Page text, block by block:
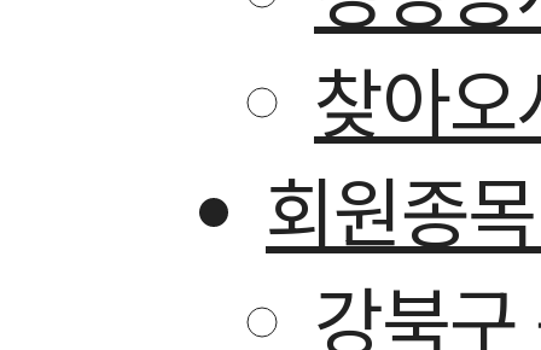
찾아
회원종
강북